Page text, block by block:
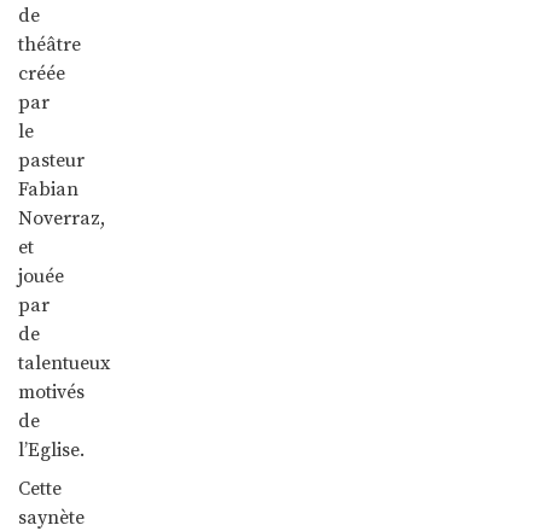
de
théâtre
créée
par
le
pasteur
Fabian
Noverraz,
et
jouée
par
de
talentueux
motivés
de
l’Eglise.
Cette
saynète